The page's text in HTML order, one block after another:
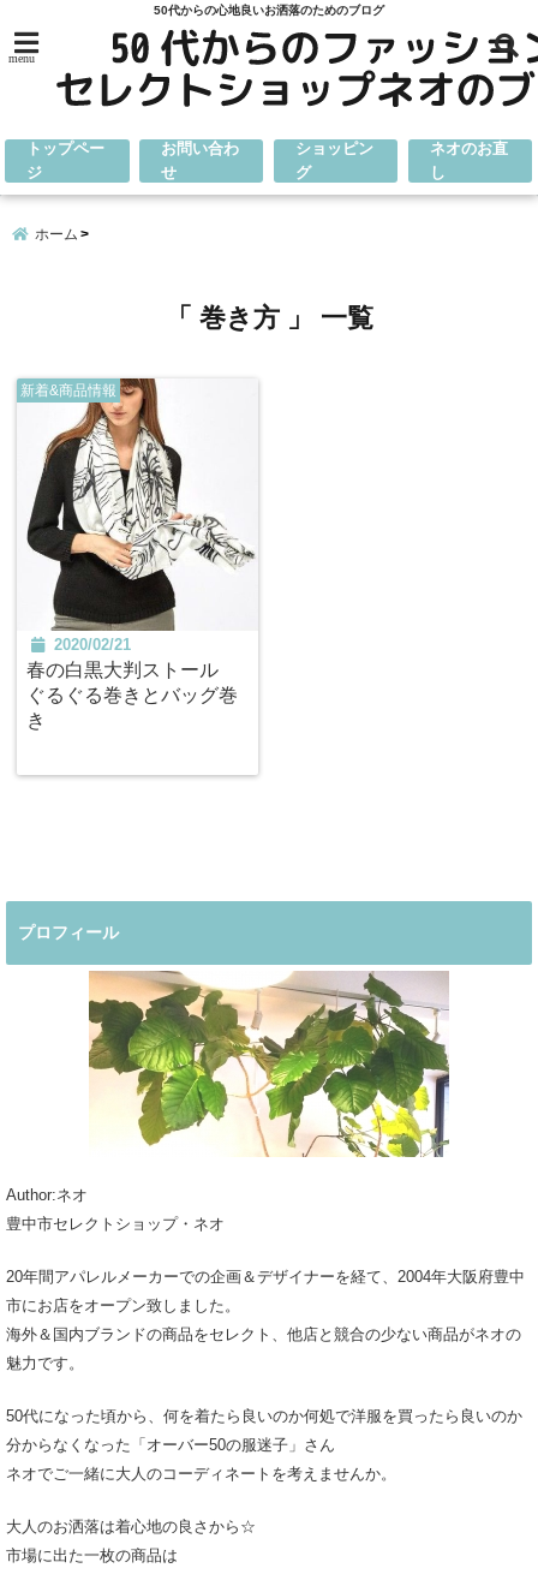
50代からの心地良いお洒落のためのブログ
menu
トップペー
ジ
お問い合わ
せ
ショッピン
グ
ネオのお直
し
ホーム
「 巻き方 」 一覧
新着&商品情報
2020/02/21
春の白黒大判ストール
ぐるぐる巻きとバッグ巻
き
プロフィール
Author:ネオ
豊中市セレクトショップ・ネオ
20年間アパレルメーカーでの企画＆デザイナーを経て、2004年大阪府豊中
市にお店をオープン致しました。
海外＆国内ブランドの商品をセレクト、他店と競合の少ない商品がネオの
魅力です。
50代になった頃から、何を着たら良いのか何処で洋服を買ったら良いのか
分からなくなった「オーバー50の服迷子」さん
ネオでご一緒に大人のコーディネートを考えませんか。
大人のお洒落は着心地の良さから☆
市場に出た一枚の商品は